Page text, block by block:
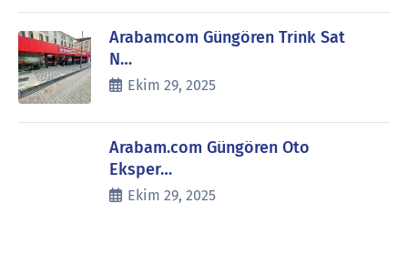
Arabamcom Güngören Trink Sat
N…
Ekim 29, 2025
Arabam.com Güngören Oto
Eksper…
Ekim 29, 2025